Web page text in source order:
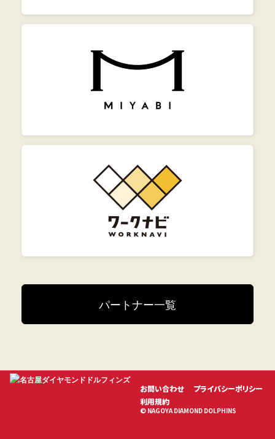
パートナー一覧
お問い合わせ
プライバシーポリシー
利用規約
© NAGOYA DIAMOND DOLPHINS